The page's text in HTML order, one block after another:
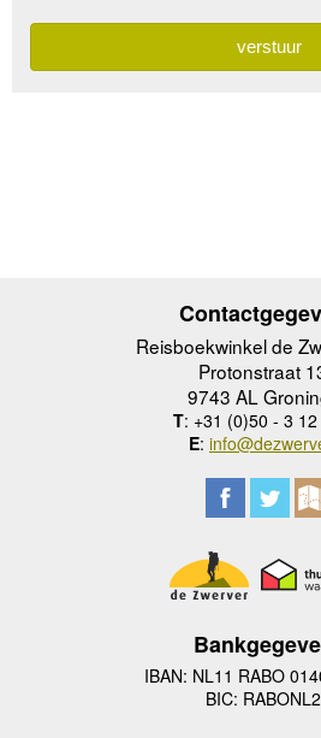
Reisboekwinkel de
Protonstraat
9743 AL
T: +31 (0)50 - 3
E:
IBAN: NL11 RABO
BIC: